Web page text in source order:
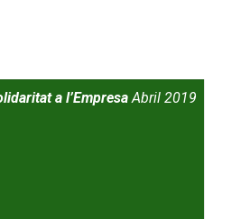
a l’EmpresaAbril 2019